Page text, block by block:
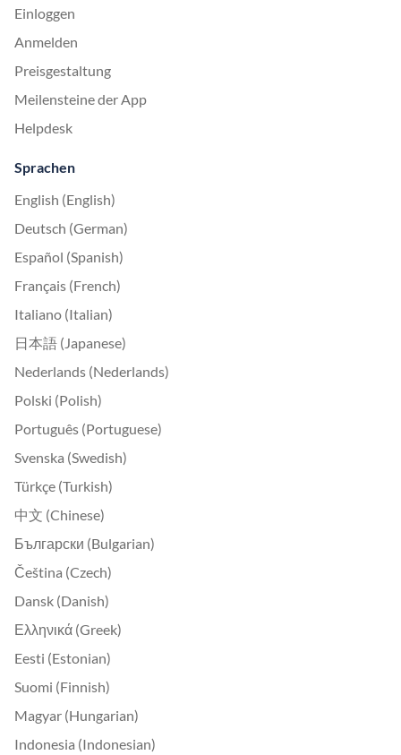
Einloggen
Anmelden
Preisgestaltung
Meilensteine der App
Helpdesk
Sprachen
English (English)
Deutsch (German)
Español (Spanish)
Français (French)
Italiano (Italian)
日本語 (Japanese)
Nederlands (Nederlands)
Polski (Polish)
Português (Portuguese)
Svenska (Swedish)
Türkçe (Turkish)
中文 (Chinese)
Български (Bulgarian)
Čeština (Czech)
Dansk (Danish)
Ελληνικά (Greek)
Eesti (Estonian)
Suomi (Finnish)
Magyar (Hungarian)
Indonesia (Indonesian)